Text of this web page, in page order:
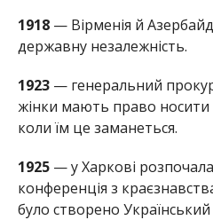
1918— Вірменія й
державну незалежність.
1923— генеральний
жінки мають право
коли їм це заманеться.
1925— у Харкові
конференція з
було створено